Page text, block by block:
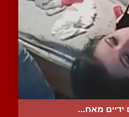
מאח...